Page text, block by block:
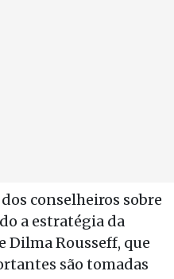
conselheiros sobre
a estratégia da
Dilma Rousseff, que
são tomadas